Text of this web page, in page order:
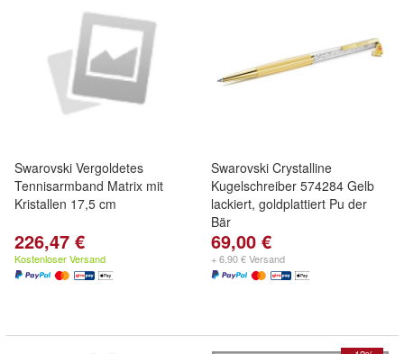
Swarovski Vergoldetes
Tennisarmband Matrix mit
Kristallen 17,5 cm
226,47 €
Kostenloser Versand
Swarovski Crystalline
Kugelschreiber 574284 Gelb
lackiert, goldplattiert Pu der
Bär
69,00 €
+ 6,90 € Versand